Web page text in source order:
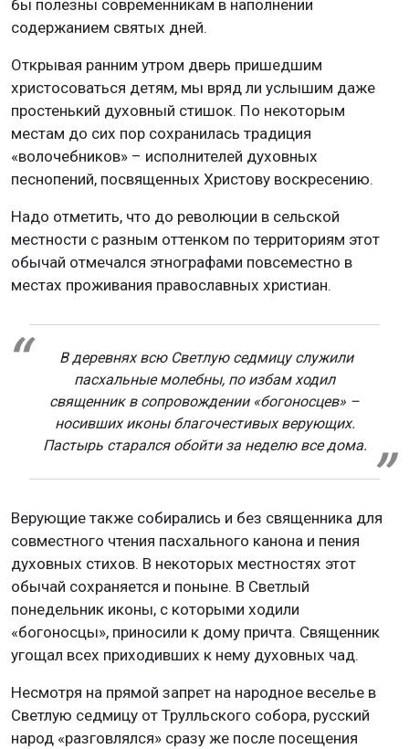
бы полезны современникам в наполнении
содержанием святых дней.
Открывая ранним утром дверь пришедшим
христосоваться детям, мы вряд ли услышим даже
простенький духовный стишок. По некоторым
местам до сих пор сохранилась традиция
«волочебников» – исполнителей духовных
песнопений, посвященных Христову воскресению.
Надо отметить, что до революции в сельской
местности с разным оттенком по территориям этот
обычай отмечался этнографами повсеместно в
местах проживания православных христиан.
В деревнях всю Светлую седмицу служили
пасхальные молебны, по избам ходил
священник в сопровождении «богоносцев» –
носивших иконы благочестивых верующих.
Пастырь старался обойти за неделю все дома.
Верующие также собирались и без священника для
совместного чтения пасхального канона и пения
духовных стихов. В некоторых местностях этот
обычай сохраняется и поныне. В Светлый
понедельник иконы, с которыми ходили
«богоносцы», приносили к дому причта. Священник
угощал всех приходивших к нему духовных чад.
Несмотря на прямой запрет на народное веселье в
Светлую седмицу от Трулльского собора, русский
народ «разговлялся» сразу же после посещения